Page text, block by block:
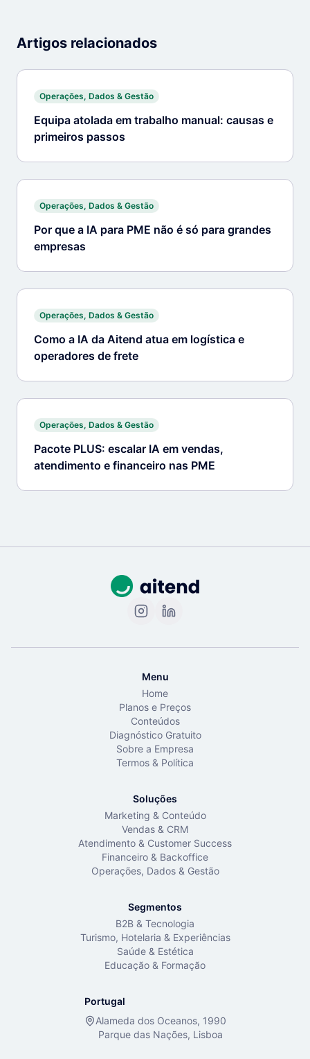
Artigos relacionados
Operações, Dados & Gestão
Equipa atolada em trabalho manual: causas e
primeiros passos
Operações, Dados & Gestão
Por que a IA para PME não é só para grandes
empresas
Operações, Dados & Gestão
Como a IA da Aitend atua em logística e
operadores de frete
Operações, Dados & Gestão
Pacote PLUS: escalar IA em vendas,
atendimento e financeiro nas PME
Menu
Home
Planos e Preços
Conteúdos
Diagnóstico Gratuito
Sobre a Empresa
Termos & Política
Soluções
Marketing & Conteúdo
Vendas & CRM
Atendimento & Customer Success
Financeiro & Backoffice
Operações, Dados & Gestão
Segmentos
B2B & Tecnologia
Turismo, Hotelaria & Experiências
Saúde & Estética
Educação & Formação
Portugal
Alameda dos Oceanos, 1990
Parque das Nações, Lisboa